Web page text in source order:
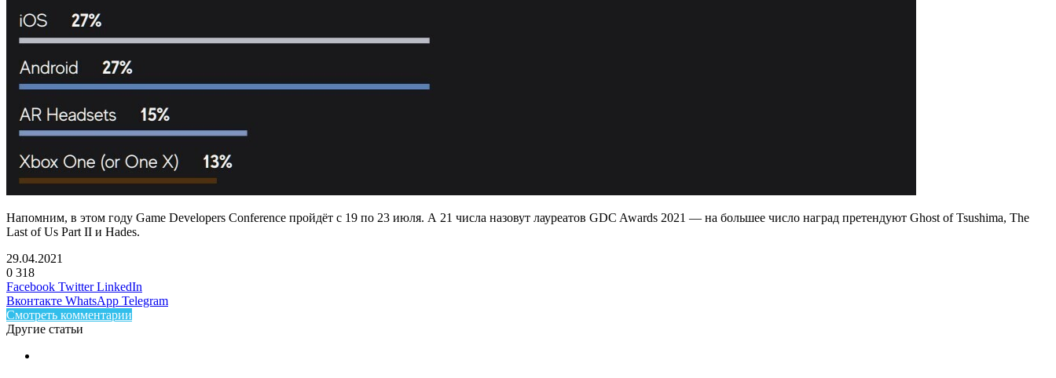
Напомним, в этом году Game Developers Conference пройдёт с 19 по 23 июля. А 21 числа назовут лауреатов GDC Awards 2021 — на большее число наград претендуют Ghost of Tsushima, The
Last of Us Part II и Hades.
29.04.2021
0 318
Facebook Twitter LinkedIn
Вконтакте WhatsApp Telegram
Смотреть комментарии
Другие статьи